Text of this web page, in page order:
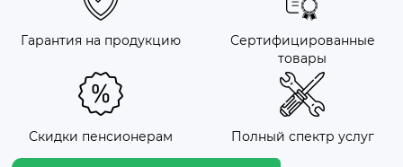
Гарантия на продукцию
Сертифицированные
товары
Скидки пенсионерам Полный спектр услуг